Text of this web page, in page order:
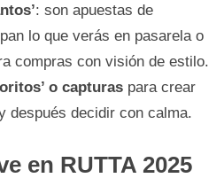
: son apuestas de
lo que verás en pasarela o
compras con visión de estilo.
o capturas para crear
después decidir con calma.
en RUTTA 2025